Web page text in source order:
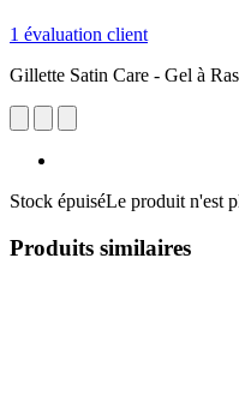
1 évaluation client
Gillette Satin Care - Gel à
Stock épuiséLe produit n'est
Produits similaires